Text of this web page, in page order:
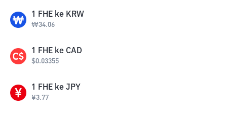
1 FHE ke KRW
₩34.06
1 FHE ke CAD
$0.03355
1 FHE ke JPY
¥3.77